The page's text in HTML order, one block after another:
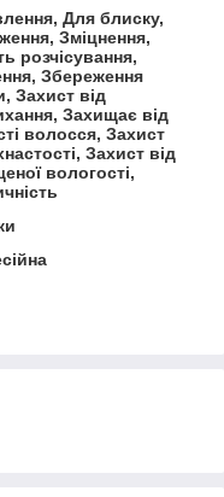
Для блиску,
Зміцнення,
розчісування,
Збереження
Захист від
Захищає від
волосся, Захист
Захист від
вологості,